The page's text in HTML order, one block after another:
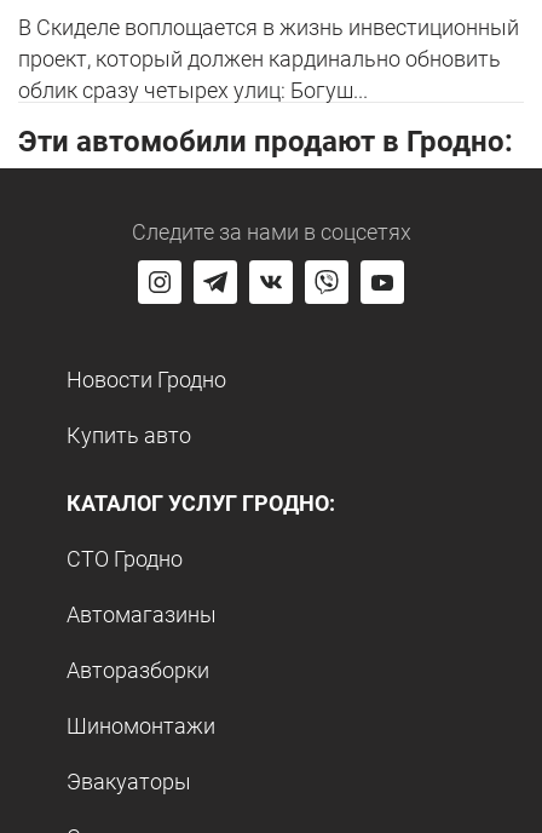
В Скиделе воплощается в жизнь инвестиционный
проект, который должен кардинально обновить
облик сразу четырех улиц: Богуш...
Эти автомобили продают в Гродно:
Следите за нами в соцсетях
Новости Гродно
Купить авто
КАТАЛОГ УСЛУГ ГРОДНО:
СТО Гродно
Автомагазины
Авторазборки
Шиномонтажи
Эвакуаторы